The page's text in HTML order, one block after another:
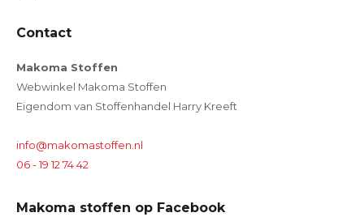
Contact
Makoma Stoffen
Webwinkel Makoma Stoffen
Eigendom van Stoffenhandel Harry Kreeft
info@makomastoffen.nl
06 - 19 12 74 42
Makoma stoffen op Facebook